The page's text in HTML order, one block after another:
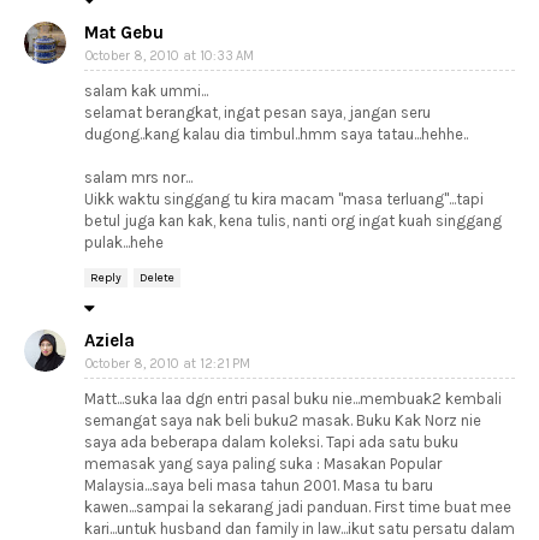
Mat Gebu
October 8, 2010 at 10:33 AM
salam kak ummi...
selamat berangkat, ingat pesan saya, jangan seru
dugong..kang kalau dia timbul..hmm saya tatau...hehhe..
salam mrs nor...
Uikk waktu singgang tu kira macam "masa terluang"...tapi
betul juga kan kak, kena tulis, nanti org ingat kuah singgang
pulak...hehe
Reply Delete
Aziela
October 8, 2010 at 12:21 PM
Matt...suka laa dgn entri pasal buku nie...membuak2 kembali
semangat saya nak beli buku2 masak. Buku Kak Norz nie
saya ada beberapa dalam koleksi. Tapi ada satu buku
memasak yang saya paling suka : Masakan Popular
Malaysia...saya beli masa tahun 2001. Masa tu baru
kawen...sampai la sekarang jadi panduan. First time buat mee
kari...untuk husband dan family in law...ikut satu persatu dalam